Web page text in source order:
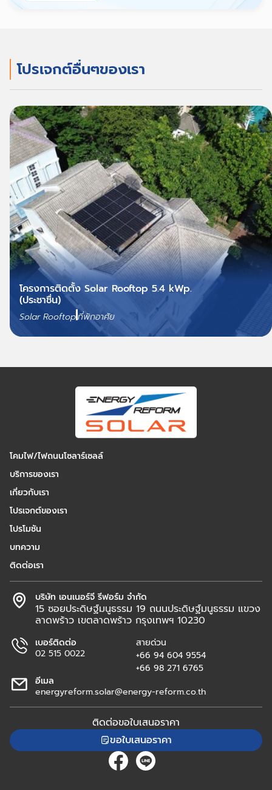
โปรเจกต์อื่นๆของเรา
โครงการติดตั้ง Solar Rooftop 5.4 kWp.
(ประชาชื่น)
Solar Rooftopที่พักอาศัย
บริษัท เอนเนอร์จี รีฟอร์ม จำกัด
15 ซอยประดิษฐ์มนูธรรม 19 ถนนประดิษฐ์มนูธรรม แขวง
ลาดพร้าว เขตลาดพร้าว กรุงเทพฯ 10230
เบอร์ติดต่อ
02 515 0022
สายด่วน
+66 94 604 9554
+66 98 271 6765
อีเมล
energyreform.solar@energy-reform.co.th
โคมไฟ/ไฟถนนโซลาร์เซลล์
บริการของเรา
เกี่ยวกับเรา
โปรเจกต์ของเรา
โปรโมชัน
บทความ
ติดต่อเรา
ติดต่อขอใบเสนอราคา
ขอใบเสนอราคา